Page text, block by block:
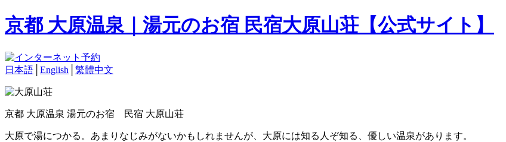
京都 大原温泉｜湯元のお宿 民宿大原山荘【公式サイト】
日本語 English 繁體中文
京都 大原温泉 湯元のお宿 民宿 大原山荘
大原で湯につかる。あまりなじみがないかもしれませんが、大原には知る人ぞ知る、優しい温泉があります。